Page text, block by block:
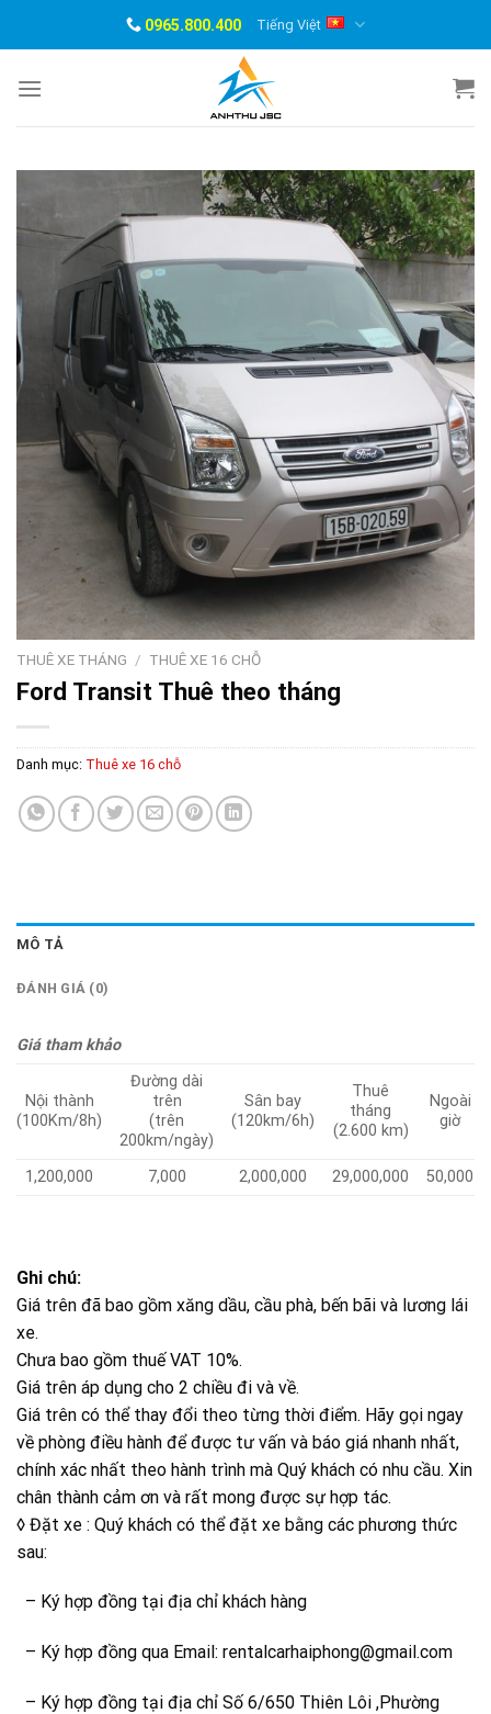
0965.800.400 Tiếng Việt
THUÊ XE THÁNG / THUÊ XE 16 CHỖ
Ford Transit Thuê theo tháng
Danh mục: Thuê xe 16 chỗ
MÔ TẢ
ĐÁNH GIÁ (0)
Giá tham khảo
Nội thành
(100Km/8h)
Đường dài
trên
(trên
200km/ngày)
Sân bay
(120km/6h)
Thuê
tháng
(2.600 km)
Ngoài
giờ
1,200,000 7,000 2,000,000 29,000,000 50,000
Ghi chú:
Giá trên đã bao gồm xăng dầu, cầu phà, bến bãi và lương lái
xe.
Chưa bao gồm thuế VAT 10%.
Giá trên áp dụng cho 2 chiều đi và về.
Giá trên có thể thay đổi theo từng thời điểm. Hãy gọi ngay
về phòng điều hành để được tư vấn và báo giá nhanh nhất,
chính xác nhất theo hành trình mà Quý khách có nhu cầu. Xin
chân thành cảm ơn và rất mong được sự hợp tác.
◊ Đặt xe : Quý khách có thể đặt xe bằng các phương thức
sau:
– Ký hợp đồng tại địa chỉ khách hàng
– Ký hợp đồng qua Email: rentalcarhaiphong@gmail.com
– Ký hợp đồng tại địa chỉ Số 6/650 Thiên Lôi ,Phường